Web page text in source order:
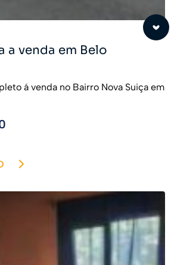
a venda em Belo
á venda no Bairro Nova Suiça em